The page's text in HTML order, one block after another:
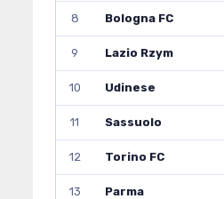
8 Bologna FC
9 Lazio Rzym
10 Udinese
11 Sassuolo
12 Torino FC
13 Parma